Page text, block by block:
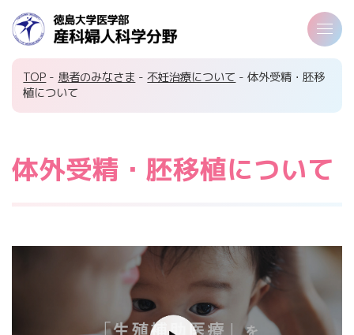
TOP - 患者のみなさま -不妊治療について - 体外受精・胚移
植について
体外受精・胚移植について